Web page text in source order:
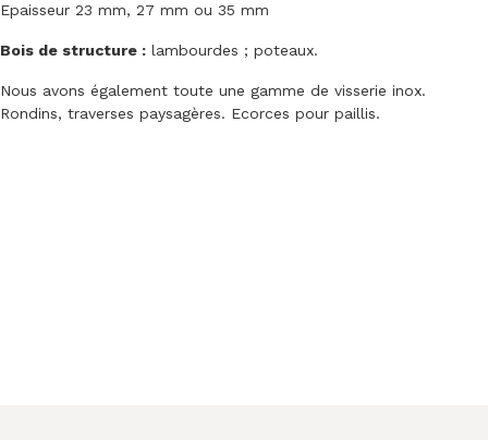
Epaisseur 23 mm, 27 mm ou 35 mm
Bois de structure : lambourdes ; poteaux.
Nous avons également toute une gamme de visserie inox.
Rondins, traverses paysagères. Ecorces pour paillis.